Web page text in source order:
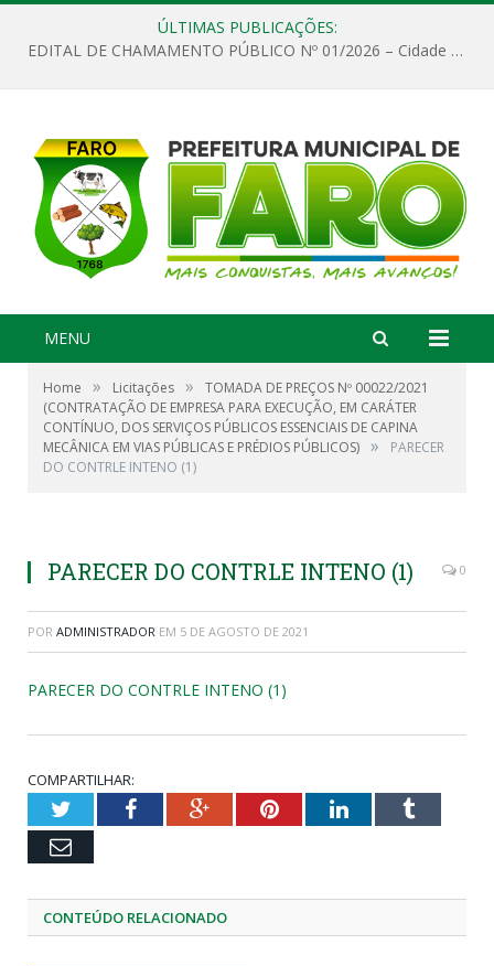
ÚLTIMAS PUBLICAÇÕES:
EDITAL DE CHAMAMENTO PÚBLICO Nº 01/2026 – Cidade de Faro
MENU
Home » Licitações »
TOMADA DE PREÇOS Nº 00022/2021
(CONTRATAÇÃO DE EMPRESA PARA EXECUÇÃO, EM CARÁTER
CONTÍNUO, DOS SERVIÇOS PÚBLICOS ESSENCIAIS DE CAPINA
MECÂNICA EM VIAS PÚBLICAS E PRÉDIOS PÚBLICOS) »
PARECER
DO CONTRLE INTENO (1)
PARECER DO CONTRLE INTENO (1) 0
POR ADMINISTRADOR EM 5 DE AGOSTO DE 2021
PARECER DO CONTRLE INTENO (1)
COMPARTILHAR:
TwitterFacebookGoogle+PinterestLinkedInTumblr
Email
CONTEÚDO RELACIONADO